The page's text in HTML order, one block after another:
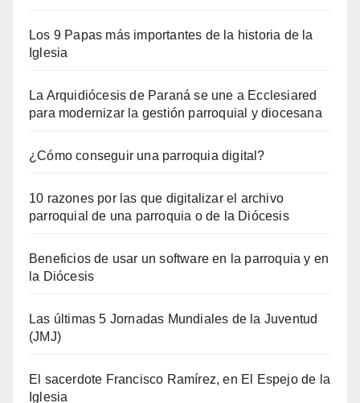
Los 9 Papas más importantes de la historia de la
Iglesia
La Arquidiócesis de Paraná se une a Ecclesiared
para modernizar la gestión parroquial y diocesana
¿Cómo conseguir una parroquia digital?
10 razones por las que digitalizar el archivo
parroquial de una parroquia o de la Diócesis
Beneficios de usar un software en la parroquia y en
la Diócesis
Las últimas 5 Jornadas Mundiales de la Juventud
(JMJ)
El sacerdote Francisco Ramírez, en El Espejo de la
Iglesia